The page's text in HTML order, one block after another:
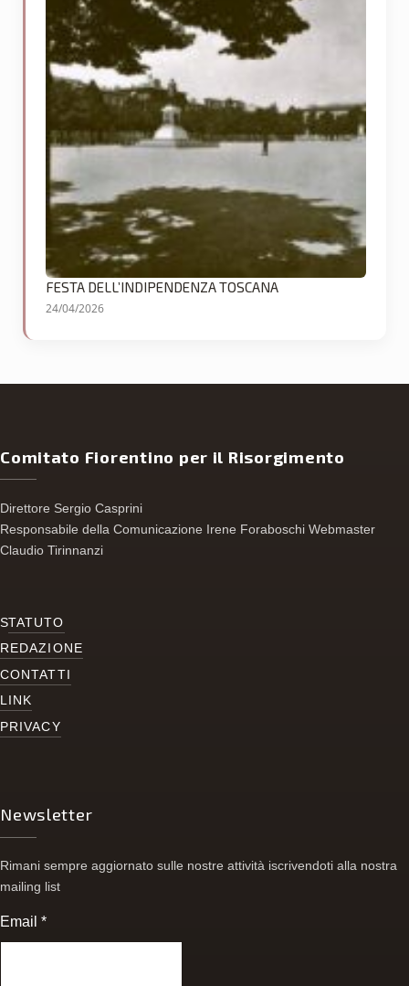
FESTA DELL’INDIPENDENZA TOSCANA
24/04/2026
Comitato Fiorentino per il Risorgimento
Direttore Sergio Casprini
Responsabile della Comunicazione Irene Foraboschi Webmaster
Claudio Tirinnanzi
STATUTO
REDAZIONE
CONTATTI
LINK
PRIVACY
Newsletter
Rimani sempre aggiornato sulle nostre attività iscrivendoti alla nostra
mailing list
Email*